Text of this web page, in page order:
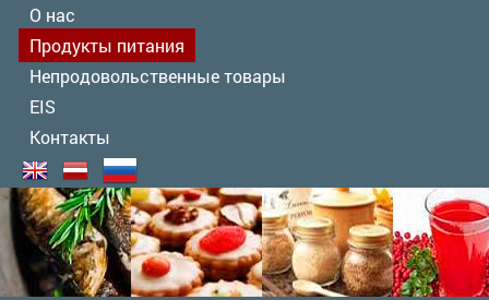
О нас
Продукты питания
Непродовольственные товары
EIS
Контакты